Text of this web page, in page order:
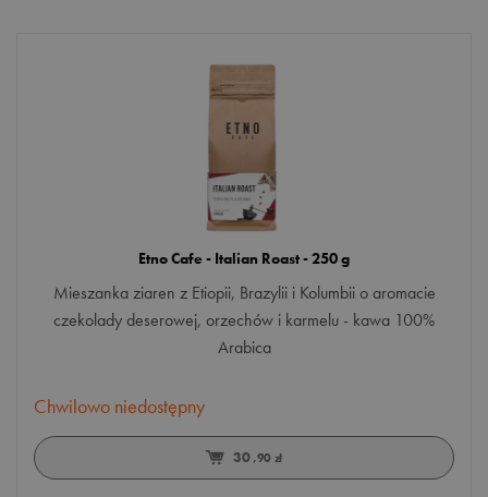
Etno Cafe - Italian Roast - 250 g
Mieszanka ziaren z Etiopii, Brazylii i Kolumbii o aromacie
czekolady deserowej, orzechów i karmelu - kawa 100%
Arabica
Chwilowo niedostępny
30,90 zł